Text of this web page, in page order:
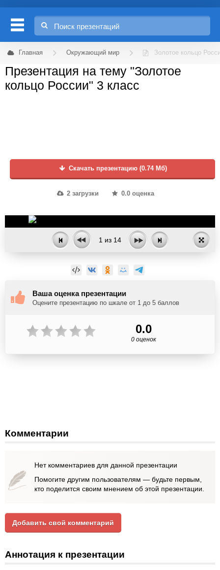
Главная Окружающий мир Золотое кольцо
Презентация на тему "Золотое
кольцо России" 3 класс
Скачать презентацию (0.74 Мб)
2 загрузки 0.0 оценка
1 из 14
Ваша оценка презентации
Оцените презентацию по шкале от 1 до 5 баллов
0.0
0 оценок
Комментарии
Нет комментариев для данной презентации
Помогите другим пользователям — будьте первым,
кто поделится своим мнением об этой презентации.
Добавить свой комментарий
Аннотация к презентации